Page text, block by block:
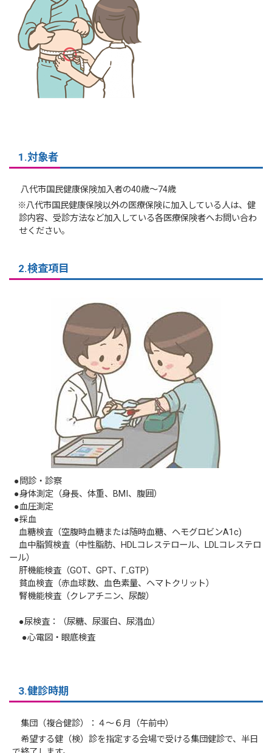
1.対象者
八代市国民健康保険加入者の40歳～74歳
※八代市国民健康保険以外の医療保険に加入している人は、健
診内容、受診方法など加入している各医療保険者へお問い合わ
せください。
2.検査項目
●問診・診察
●身体測定（身長、体重、BMI、腹囲）
●血圧測定
●採血
血糖検査（空腹時血糖または随時血糖、ヘモグロビンA1c)
血中脂質検査（中性脂肪、HDLコレステロール、LDLコレステロ
ール）
肝機能検査（GOT、GPT、Γ₋GTP)
貧血検査（赤血球数、血色素量、ヘマトクリット）
腎機能検査（クレアチニン、尿酸）
●尿検査：（尿糖、尿蛋白、尿潜血）
●心電図・眼底検査
3.健診時期
集団（複合健診）：４～６月（午前中）
希望する健（検）診を指定する会場で受ける集団健診で、半日